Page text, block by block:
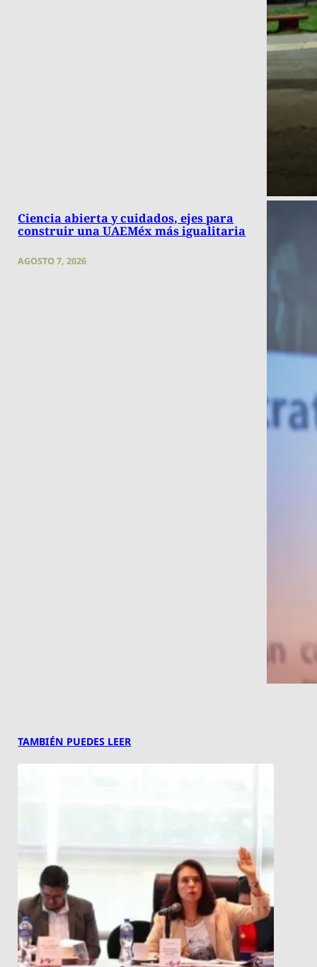
Ciencia abierta y cuidados, ejes para
construir una UAEMéx más igualitaria
AGOSTO 7, 2026
TAMBIÉN PUEDES LEER